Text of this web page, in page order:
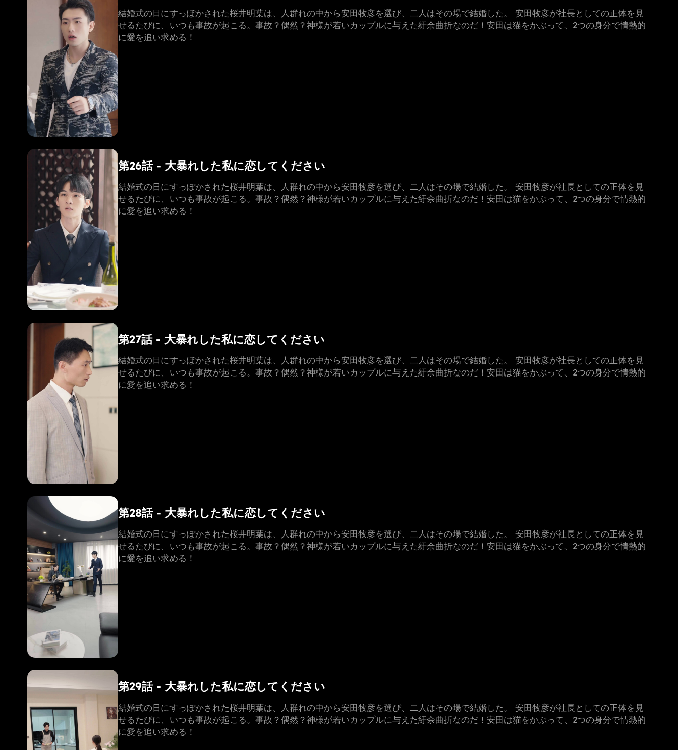
結婚式の日にすっぽかされた桜井明葉は、人群れの中から安田牧彦を選び、二人はその場で結婚した。 安田牧彦が社長としての正体を見
せるたびに、いつも事故が起こる。事故？偶然？神様が若いカップルに与えた紆余曲折なのだ！安田は猫をかぶって、2つの身分で情熱的
に愛を追い求める！
第26話 - 大暴れした私に恋してください
結婚式の日にすっぽかされた桜井明葉は、人群れの中から安田牧彦を選び、二人はその場で結婚した。 安田牧彦が社長としての正体を見
せるたびに、いつも事故が起こる。事故？偶然？神様が若いカップルに与えた紆余曲折なのだ！安田は猫をかぶって、2つの身分で情熱的
に愛を追い求める！
第27話 - 大暴れした私に恋してください
結婚式の日にすっぽかされた桜井明葉は、人群れの中から安田牧彦を選び、二人はその場で結婚した。 安田牧彦が社長としての正体を見
せるたびに、いつも事故が起こる。事故？偶然？神様が若いカップルに与えた紆余曲折なのだ！安田は猫をかぶって、2つの身分で情熱的
に愛を追い求める！
第28話 - 大暴れした私に恋してください
結婚式の日にすっぽかされた桜井明葉は、人群れの中から安田牧彦を選び、二人はその場で結婚した。 安田牧彦が社長としての正体を見
せるたびに、いつも事故が起こる。事故？偶然？神様が若いカップルに与えた紆余曲折なのだ！安田は猫をかぶって、2つの身分で情熱的
に愛を追い求める！
第29話 - 大暴れした私に恋してください
結婚式の日にすっぽかされた桜井明葉は、人群れの中から安田牧彦を選び、二人はその場で結婚した。 安田牧彦が社長としての正体を見
せるたびに、いつも事故が起こる。事故？偶然？神様が若いカップルに与えた紆余曲折なのだ！安田は猫をかぶって、2つの身分で情熱的
に愛を追い求める！